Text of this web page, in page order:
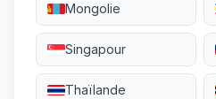
Mongolie
Singapour
Thaïlande